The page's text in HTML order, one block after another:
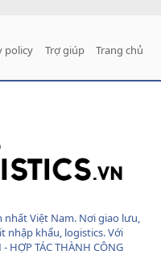
policy Trợ giúp Trang chủ
nhất Việt Nam. Nơi giao lưu,
nhập khẩu, logistics. Với
HỢP TÁC THÀNH CÔNG